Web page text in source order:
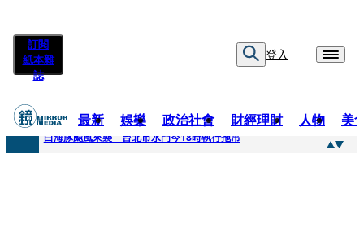
訂閱
紙本雜
誌
登入
最新 娛樂 政治社會 財經理財 人物 美
快訊
白海豚颱風來襲 台北市水門今18時執行拖吊